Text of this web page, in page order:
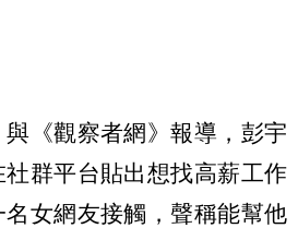
《觀察者網》報導，彭宇
群平台貼出想找高薪工作
女網友接觸，聲稱能幫他